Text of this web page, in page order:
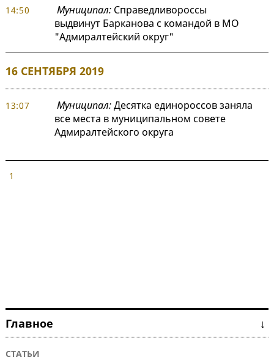
14:50 Муниципал:Справедливороссы
выдвинут Барканова с командой в МО
"Адмиралтейский округ"
16 СЕНТЯБРЯ 2019
13:07 Муниципал:Десятка единороссов заняла
все места в муниципальном совете
Адмиралтейского округа
1
Главное ↓
СТАТЬИ